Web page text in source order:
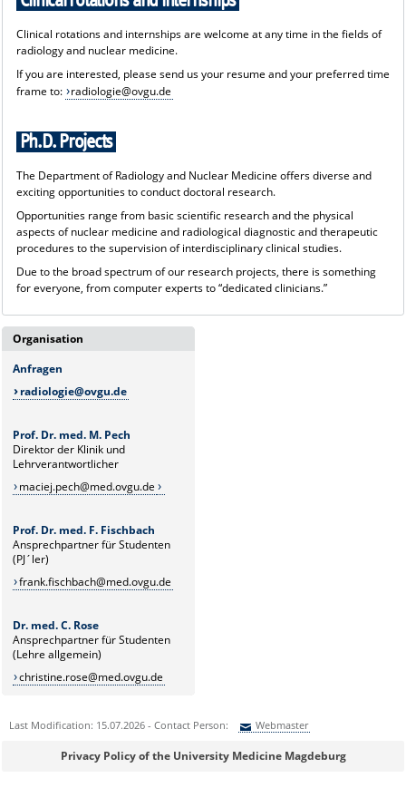
Clinical rotations and internships are welcome at any time in the fields of
radiology and nuclear medicine.
If you are interested, please send us your resume and your preferred time
frame to: radiologie@ovgu.de
Ph.D. Projects
The Department of Radiology and Nuclear Medicine offers diverse and
exciting opportunities to conduct doctoral research.
Opportunities range from basic scientific research and the physical
aspects of nuclear medicine and radiological diagnostic and therapeutic
procedures to the supervision of interdisciplinary clinical studies.
Due to the broad spectrum of our research projects, there is something
for everyone, from computer experts to “dedicated clinicians.”
Organisation
Anfragen
radiologie@ovgu.de
Prof. Dr. med. M. Pech
Direktor der Klinik und
Lehrverantwortlicher
maciej.pech@med.ovgu.de
Prof. Dr. med. F. Fischbach
Ansprechpartner für Studenten
(PJ´ler)
frank.fischbach@med.ovgu.de
Dr. med. C. Rose
Ansprechpartner für Studenten
(Lehre allgemein)
christine.rose@med.ovgu.de
Last Modification: 15.07.2026 - Contact Person: Webmaster
Sie können eine Nachricht versenden an:Webmaster
Privacy Policy of the University Medicine Magdeburg